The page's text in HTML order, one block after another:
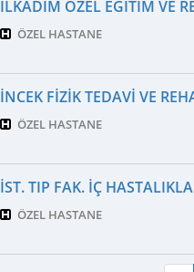
İLKADIM ÖZEL EĞITIM VE
ÖZEL HASTANE
İNCEK FIZIK TEDAVI VE
ÖZEL HASTANE
İST. TIP FAK. İÇ
ÖZEL HASTANE